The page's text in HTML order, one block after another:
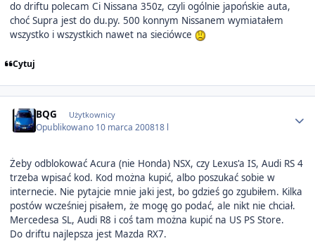
do driftu polecam Ci Nissana 350z, czyli ogólnie japońskie auta,
choć Supra jest do du.py. 500 konnym Nissanem wymiatałem
wszystko i wszystkich nawet na sieciówce
Cytuj
BQG Użytkownicy
Opublikowano 10 marca 200818 l
Żeby odblokować Acura (nie Honda) NSX, czy Lexus'a IS, Audi RS 4
trzeba wpisać kod. Kod można kupić, albo poszukać sobie w
internecie. Nie pytajcie mnie jaki jest, bo gdzieś go zgubiłem. Kilka
postów wcześniej pisałem, że mogę go podać, ale nikt nie chciał.
Mercedesa SL, Audi R8 i coś tam można kupić na US PS Store.
Do driftu najlepsza jest Mazda RX7.